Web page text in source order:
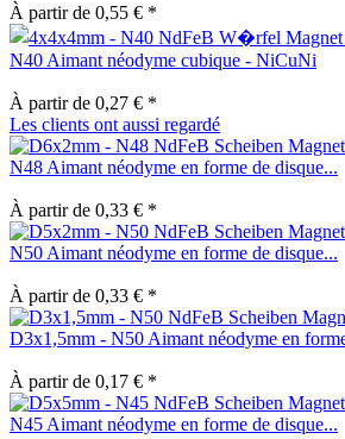
À partir de 0,55 € *
N40 Aimant néodyme cubique - NiCuNi
À partir de 0,27 € *
Les clients ont aussi regardé
N48 Aimant néodyme en forme de disque...
À partir de 0,33 € *
N50 Aimant néodyme en forme de disque...
À partir de 0,33 € *
D3x1,5mm - N50 Aimant néodyme en
À partir de 0,17 € *
N45 Aimant néodyme en forme de disque...